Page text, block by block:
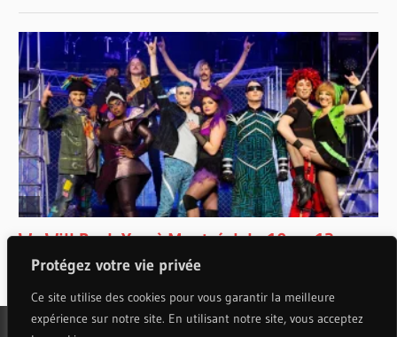
Protégez votre vie privée
Ce site utilise des cookies pour vous garantir la meilleure
expérience sur notre site. En utilisant notre site, vous acceptez